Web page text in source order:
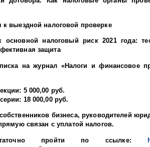
к выездной налоговой проверке
основной налоговый риск 2021 года:
защита
на журнал «Налоги и финансовое
5 000,00 руб.
18 000,00 руб.
бизнеса, руководителей
связан с уплатой налогов.
пройти по ссылке: